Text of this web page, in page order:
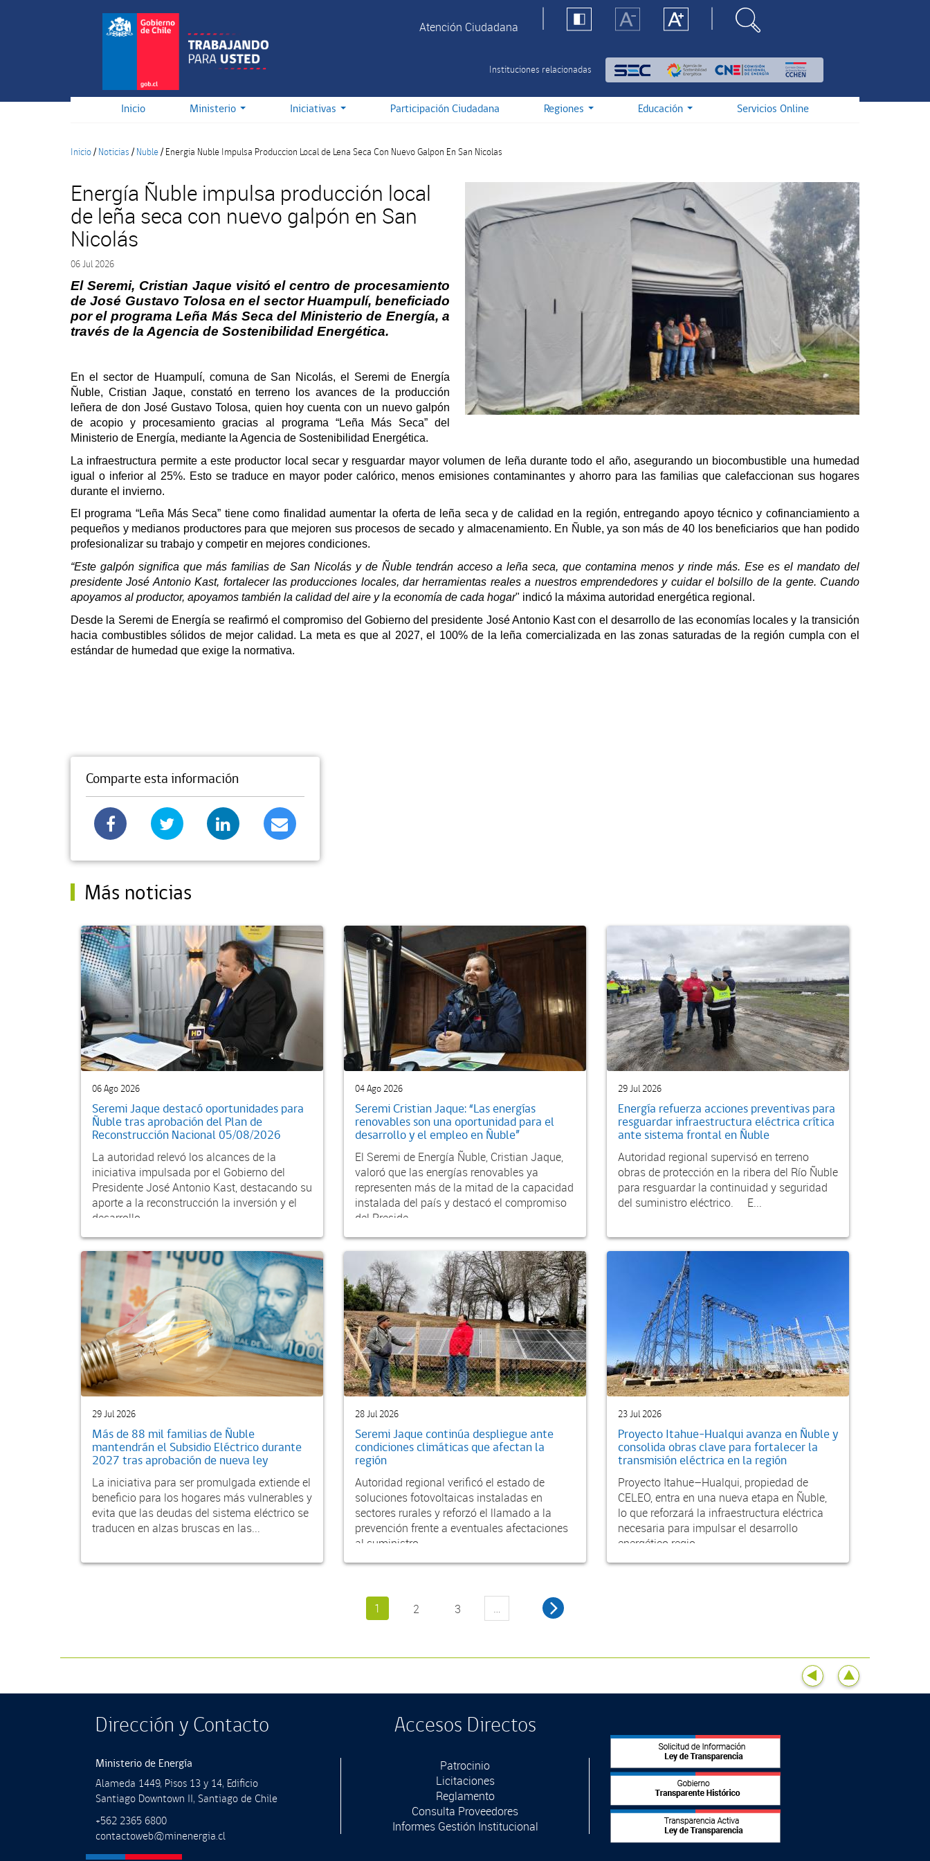
Atención Ciudadana
Instituciones relacionadas
Inicio Ministerio Iniciativas Participación Ciudadana Regiones Educación Servicios Online
Inicio/ Noticias / Nuble/ Energia Nuble Impulsa Produccion Local de Lena Seca Con Nuevo Galpon En San Nicolas
Energía Ñuble impulsa producción local
de leña seca con nuevo galpón en San
Nicolás
06 Jul 2026
El Seremi, Cristian Jaque visitó el centro de procesamiento
de José Gustavo Tolosa en el sector Huampulí, beneficiado
por el programa Leña Más Seca del Ministerio de Energía, a
través de la Agencia de Sostenibilidad Energética.
En el sector de Huampulí, comuna de San Nicolás, el Seremi de Energía
Ñuble, Cristian Jaque, constató en terreno los avances de la producción
leñera de don José Gustavo Tolosa, quien hoy cuenta con un nuevo galpón
de acopio y procesamiento gracias al programa “Leña Más Seca” del
Ministerio de Energía, mediante la Agencia de Sostenibilidad Energética.
La infraestructura permite a este productor local secar y resguardar mayor volumen de leña durante todo el año, asegurando un biocombustible una humedad
igual o inferior al 25%. Esto se traduce en mayor poder calórico, menos emisiones contaminantes y ahorro para las familias que calefaccionan sus hogares
durante el invierno.
El programa “Leña Más Seca” tiene como finalidad aumentar la oferta de leña seca y de calidad en la región, entregando apoyo técnico y cofinanciamiento a
pequeños y medianos productores para que mejoren sus procesos de secado y almacenamiento. En Ñuble, ya son más de 40 los beneficiarios que han podido
profesionalizar su trabajo y competir en mejores condiciones.
“Este galpón significa que más familias de San Nicolás y de Ñuble tendrán acceso a leña seca, que contamina menos y rinde más. Ese es el mandato del
presidente José Antonio Kast, fortalecer las producciones locales, dar herramientas reales a nuestros emprendedores y cuidar el bolsillo de la gente. Cuando
apoyamos al productor, apoyamos también la calidad del aire y la economía de cada hogar" indicó la máxima autoridad energética regional.
Desde la Seremi de Energía se reafirmó el compromiso del Gobierno del presidente José Antonio Kast con el desarrollo de las economías locales y la transición
hacia combustibles sólidos de mejor calidad. La meta es que al 2027, el 100% de la leña comercializada en las zonas saturadas de la región cumpla con el
estándar de humedad que exige la normativa.
Comparte esta información
Más noticias
06 Ago 2026
Seremi Jaque destacó oportunidades para
Ñuble tras aprobación del Plan de
Reconstrucción Nacional 05/08/2026
La autoridad relevó los alcances de la
iniciativa impulsada por el Gobierno del
Presidente José Antonio Kast, destacando su
aporte a la reconstrucción la inversión y el
desarrollo...
04 Ago 2026
Seremi Cristian Jaque: “Las energías
renovables son una oportunidad para el
desarrollo y el empleo en Ñuble”
El Seremi de Energía Ñuble, Cristian Jaque,
valoró que las energías renovables ya
representen más de la mitad de la capacidad
instalada del país y destacó el compromiso
del Preside...
29 Jul 2026
Energía refuerza acciones preventivas para
resguardar infraestructura eléctrica crítica
ante sistema frontal en Ñuble
Autoridad regional supervisó en terreno
obras de protección en la ribera del Río Ñuble
para resguardar la continuidad y seguridad
del suministro eléctrico. E...
29 Jul 2026
Más de 88 mil familias de Ñuble
mantendrán el Subsidio Eléctrico durante
2027 tras aprobación de nueva ley
La iniciativa para ser promulgada extiende el
beneficio para los hogares más vulnerables y
evita que las deudas del sistema eléctrico se
traducen en alzas bruscas en las...
28 Jul 2026
Seremi Jaque continúa despliegue ante
condiciones climáticas que afectan la
región
Autoridad regional verificó el estado de
soluciones fotovoltaicas instaladas en
sectores rurales y reforzó el llamado a la
prevención frente a eventuales afectaciones
al suministro...
23 Jul 2026
Proyecto Itahue–Hualqui avanza en Ñuble y
consolida obras clave para fortalecer la
transmisión eléctrica en la región
Proyecto Itahue–Hualqui, propiedad de
CELEO, entra en una nueva etapa en Ñuble,
lo que reforzará la infraestructura eléctrica
necesaria para impulsar el desarrollo
energético regio...
1 2 3 …
Dirección y Contacto
Ministerio de Energía
Alameda 1449, Pisos 13 y 14, Ediﬁcio
Santiago Downtown II, Santiago de Chile
+562 2365 6800
contactoweb@minenergia.cl
Accesos Directos
Patrocinio
Licitaciones
Reglamento
Consulta Proveedores
Informes Gestión Institucional